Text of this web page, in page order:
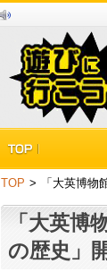
TOP > 「大英博
「大英
の歴史」